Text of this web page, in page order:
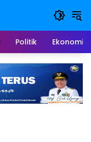
Politik Ekonomi